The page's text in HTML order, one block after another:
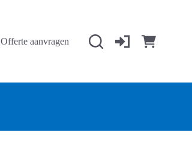
Offerte aanvragen